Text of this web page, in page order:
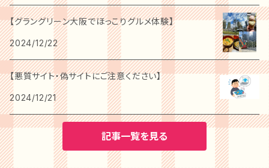
い。
【グラングリーン大阪でほっこりグルメ体験】
2024/12/22
【悪質サイト・偽サイトにご注意ください】
2024/12/21
記事一覧を見る